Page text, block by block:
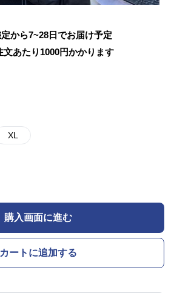
から7~28日でお届け予定
文あたり 1000円かかります
XL
購入画面に進む
カートに追加する